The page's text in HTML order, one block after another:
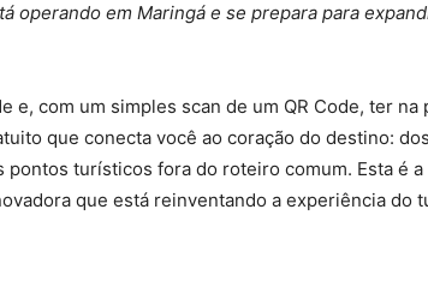
operando em Maringá e se prepara para
e, com um simples scan de um QR Code, ter na
que conecta você ao coração do destino:
turísticos fora do roteiro comum. Esta é
que está reinventando a experiência do